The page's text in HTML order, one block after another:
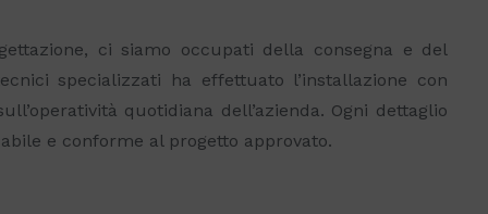
ci siamo occupati della consegna e del
specializzati ha effettuato l’installazione con
quotidiana dell’azienda. Ogni dettaglio
e conforme al progetto approvato.